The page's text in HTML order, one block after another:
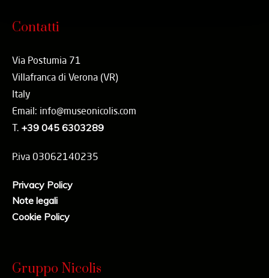
Contatti
Via Postumia 71
Villafranca di Verona (VR)
Italy
Email: info@museonicolis.com
T. +39 045 6303289
P.iva 03062140235
Privacy Policy
Note legali
Cookie Policy
Gruppo Nicolis